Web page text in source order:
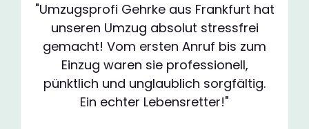
"Umzugsprofi Gehrke aus Frankfurt hat
unseren Umzug absolut stressfrei
gemacht! Vom ersten Anruf bis zum
Einzug waren sie professionell,
pünktlich und unglaublich sorgfältig.
Ein echter Lebensretter!"